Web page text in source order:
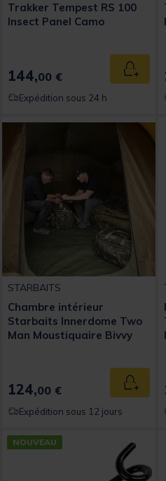
Trakker Tempest RS 100
Insect Panel Camo
144,00 €
Expédition sous 24 h
STARBAITS
Chambre intérieur
Starbaits Innerdome Two
Man Moustiquaire Bivvy
124,00 €
Expédition sous 12 jours
NOUVEAU